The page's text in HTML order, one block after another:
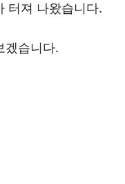
터져 나왔습니다.
겠습니다.